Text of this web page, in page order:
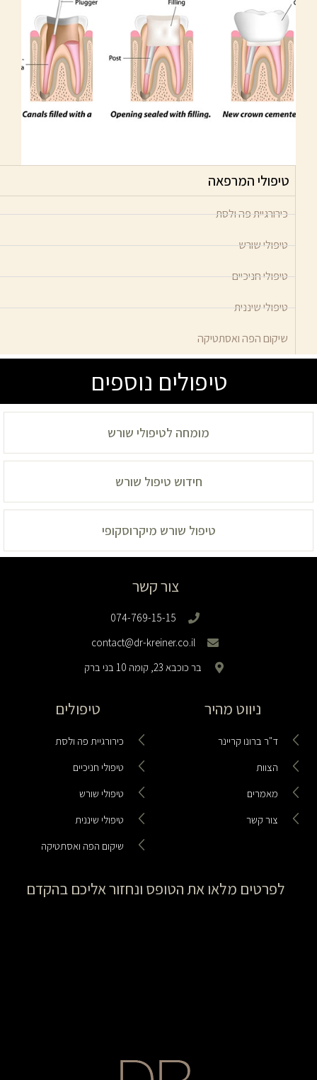
טיפולי המרפאה
כירורגיית פה ולסת
טיפולי שורש
טיפולי חניכיים
טיפולי שיננית
שיקום הפה ואסתטיקה
טיפולים נוספים
מומחה לטיפולי שורש
חידוש טיפול שורש
טיפול שורש מיקרוסקופי
צור קשר
074-769-15-15
contact@dr-kreiner.co.il
בר כוכבא 23, קומה 10 בני ברק
ניווט מהיר
ד"ר ברונו קריינר
הצוות
מאמרים
צור קשר
טיפולים
כירורגיית פה ולסת
טיפולי חניכיים
טיפולי שורש
טיפולי שיננית
שיקום הפה ואסתטיקה
לפרטים מלאו את הטופס ונחזור אליכם בהקדם